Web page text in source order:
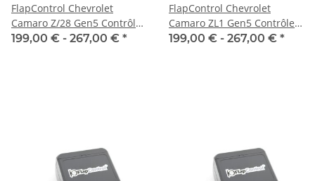
FlapControl Chevrolet
Camaro Z/28 Gen5 Contrôle
des clapets d'échappement
199,00 € - 267,00 € *
FlapControl Chevrolet
Camaro ZL1 Gen5 Contrôle
des clapets d'échappement
199,00 € - 267,00 € *